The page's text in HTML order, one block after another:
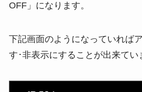
OFF」になります。
下記画面のようになっていれば
す･非表示にすることが出来てい